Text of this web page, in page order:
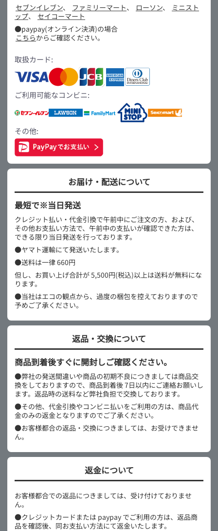
セブンイレブン、 ファミリーマート、 ローソン、
ミニスト
ップ、
セイコーマート
●paypay(オンライン決済)の場合
こちらからご確認ください。
取扱カード:
ご利用可能なコンビニ:
その他:
お届け・配送について
最短で※当日発送
クレジット払い・代金引換で午前中にご注文の方、および、
その他お支払い方法で、午前中の支払いが確認できた方は、
できる限り当日発送を行っております。
●ヤマト運輸にて発送いたします。
●送料は一律 660円
但し、お買い上げ合計が 5,500円(税込)以上は送料が無料にな
ります。
●当社はエコの観点から、過度の梱包を控えておりますので
予めご了承ください。
返品・交換について
商品到着後すぐに開封しご確認ください。
●弊社の発送間違いや商品の初期不良につきましては商品交
換をしておりますので、商品到着後 7日以内にご連絡お願いし
ます。返品時の送料など弊社負担で交換しております。
●その他、代金引換やコンビニ払いをご利用の方は、商品代
金のみの返金となりますのでご了承ください。
●お客様都合の返品・交換につきましては、お受けできませ
ん。
返金について
お客様都合での返品につきましては、受け付けておりませ
ん。
●クレジットカードまたは paypay でご利用の方は、返品商
品を確認後、同お支払い方法にて返金いたします。